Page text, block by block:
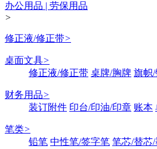
办公用品 | 劳保用品
>
修正液/修正带>
桌面文具>
修正液/修正带 桌牌/胸牌 旗帜
财务用品>
装订附件 印台/印油/印章 账本
笔类>
铅笔 中性笔/签字笔 笔芯/替芯